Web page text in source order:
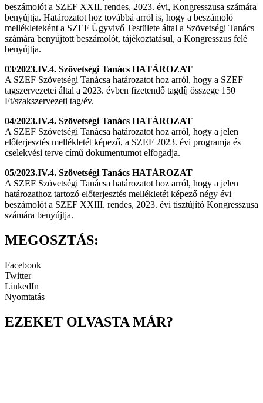
beszámolót a SZEF XXII. rendes, 2023. évi, Kongresszusa számára
benyújtja. Határozatot hoz továbbá arról is, hogy a beszámoló
mellékleteként a SZEF Ügyvivő Testülete által a Szövetségi Tanács
számára benyújtott beszámolót, tájékoztatásul, a Kongresszus felé
benyújtja.
03/2023.IV.4. Szövetségi Tanács HATÁROZAT
A SZEF Szövetségi Tanácsa határozatot hoz arról, hogy a SZEF
tagszervezetei által a 2023. évben fizetendő tagdíj összege 150
Ft/szakszervezeti tag/év.
04/2023.IV.4. Szövetségi Tanács HATÁROZAT
A SZEF Szövetségi Tanácsa határozatot hoz arról, hogy a jelen
előterjesztés mellékletét képező, a SZEF 2023. évi programja és
cselekvési terve című dokumentumot elfogadja.
05/2023.IV.4. Szövetségi Tanács HATÁROZAT
A SZEF Szövetségi Tanácsa határozatot hoz arról, hogy a jelen
határozathoz tartozó előterjesztés mellékletét képező négy évi
beszámolót a SZEF XXIII. rendes, 2023. évi tisztújító Kongresszusa
számára benyújtja.
MEGOSZTÁS:
Facebook
Twitter
LinkedIn
Nyomtatás
EZEKET OLVASTA MÁR?